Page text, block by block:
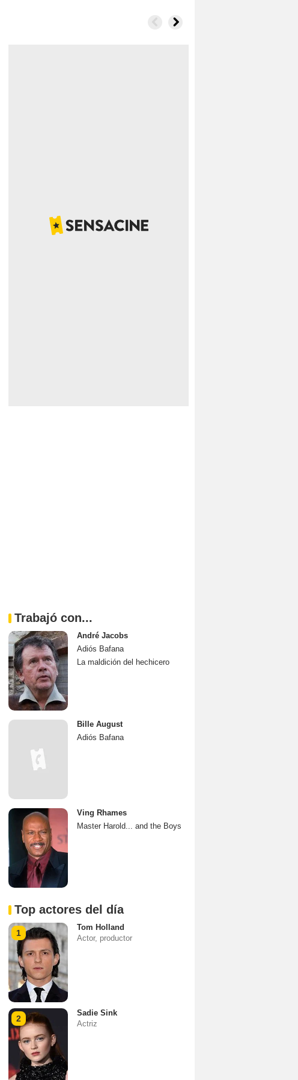
Trabajó con...
André Jacobs
Adiós Bafana
La maldición del hechicero
Bille August
Adiós Bafana
Ving Rhames
Master Harold... and the Boys
Top actores del día
1
Tom Holland
Actor, productor
2
Sadie Sink
Actriz